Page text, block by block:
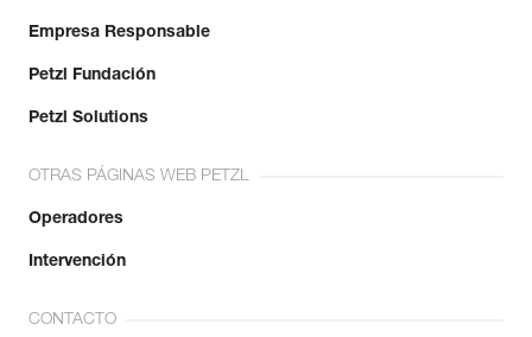
Empresa Responsable
Petzl Fundación
Petzl Solutions
OTRAS PÁGINAS WEB PETZL
Operadores
Intervención
CONTACTO